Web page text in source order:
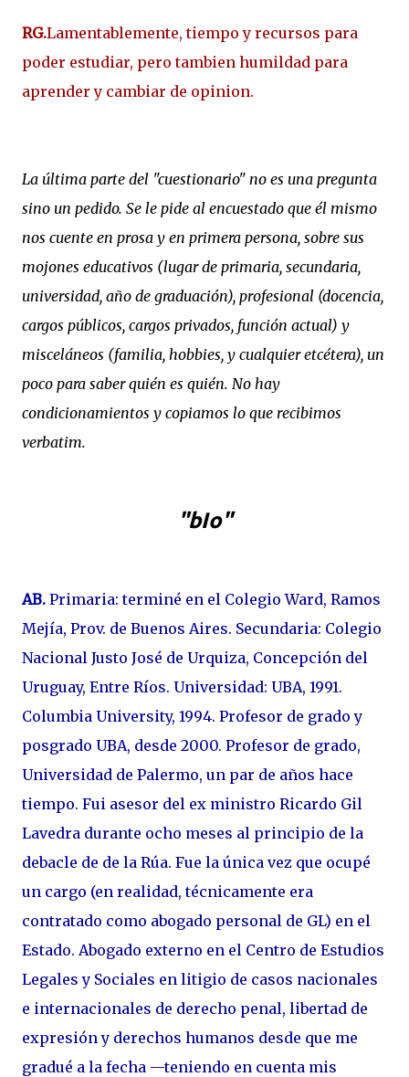
RG.Lamentablemente, tiempo y recursos para
poder estudiar, pero tambien humildad para
aprender y cambiar de opinion.
La última parte del "cuestionario" no es una pregunta
sino un pedido. Se le pide al encuestado que él mismo
nos cuente en prosa y en primera persona, sobre sus
mojones educativos (lugar de primaria, secundaria,
universidad, año de graduación), profesional (docencia,
cargos públicos, cargos privados, función actual) y
misceláneos (familia, hobbies, y cualquier etcétera), un
poco para saber quién es quién. No hay
condicionamientos y copiamos lo que recibimos
verbatim.
"bIo"
AB. Primaria: terminé en el Colegio Ward, Ramos
Mejía, Prov. de Buenos Aires. Secundaria: Colegio
Nacional Justo José de Urquiza, Concepción del
Uruguay, Entre Ríos. Universidad: UBA, 1991.
Columbia University, 1994. Profesor de grado y
posgrado UBA, desde 2000. Profesor de grado,
Universidad de Palermo, un par de años hace
tiempo. Fui asesor del ex ministro Ricardo Gil
Lavedra durante ocho meses al principio de la
debacle de de la Rúa. Fue la única vez que ocupé
un cargo (en realidad, técnicamente era
contratado como abogado personal de GL) en el
Estado. Abogado externo en el Centro de Estudios
Legales y Sociales en litigio de casos nacionales
e internacionales de derecho penal, libertad de
expresión y derechos humanos desde que me
gradué a la fecha —teniendo en cuenta mis